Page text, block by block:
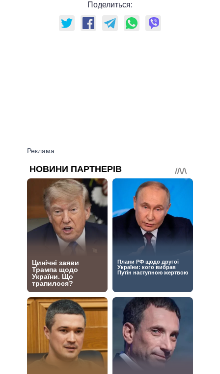
Поделиться: